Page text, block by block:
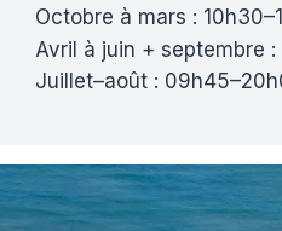
Octobre à mars :
Avril à juin + septembre :
Juillet–août :